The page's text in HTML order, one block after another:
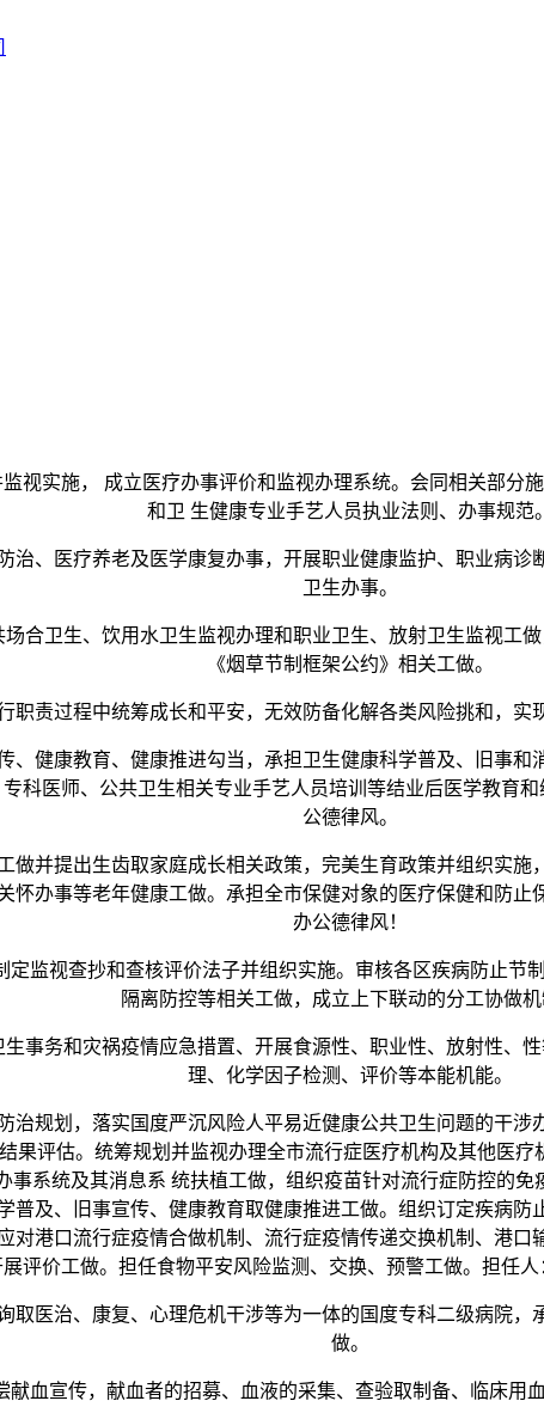
实施， 成立医疗办事评价和监视办理系统。会同相关部分
和卫 生健康专业手艺人员执业法则、办事规范。
、医疗养老及医学康复办事，开展职业健康监护、职业病诊
卫生办事。
卫生、饮用水卫生监视办理和职业卫生、放射卫生监视工
《烟草节制框架公约》相关工做。
责过程中统筹成长和平安，无效防备化解各类风险挑和，实
康教育、健康推进勾当，承担卫生健康科学普及、旧事和
科医师、公共卫生相关专业手艺人员培训等结业后医学教育
公德律风。
提出生齿取家庭成长相关政策，完美生育政策并组织实施
怀办事等老年健康工做。承担全市保健对象的医疗保健和防
办公德律风！
视查抄和查核评价法子并组织实施。审核各区疾病防止节
隔离防控等相关工做，成立上下联动的分工协做机
务和灾祸疫情应急措置、开展食源性、职业性、放射性、
理、化学因子检测、评价等本能机能。
规划，落实国度严沉风险人平易近健康公共卫生问题的干涉
果评估。统筹规划并监视办理全市流行症医疗机构及其他
系统及其消息系 统扶植工做，组织疫苗针对流行症防控的
普及、旧事宣传、健康教育取健康推进工做。组织订定疾病
对港口流行症疫情合做机制、流行症疫情传递交换机制、港
评价工做。担任食物平安风险监测、交换、预警工做。担任人
医治、康复、心理危机干涉等为一体的国度专科二级病院，
做。
宣传，献血者的招募、血液的采集、查验取制备、临床用